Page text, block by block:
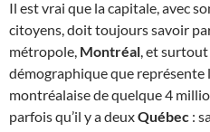
Il est vrai que la capitale, avec
citoyens, doit toujours savoir
métropole, Montréal, et
démographique que
montréalaise de quelque 4
parfois qu’il y a deuxQuébec :